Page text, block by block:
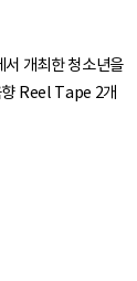
개최한 청소년을
향 Reel Tape 2개